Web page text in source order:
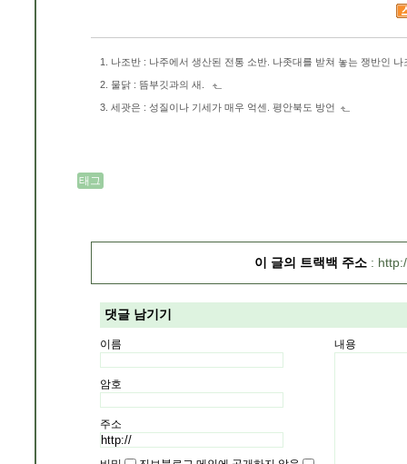
나조반 : 나주에서 생산된 전통 소반. 나좃대를 받쳐 놓는 쟁반인
물닭 : 뜸부깃과의 새.
세괏은 : 성질이나 기세가 매우 억센. 평안북도 방언
태그
이 글의 트랙백 주소
댓글 남기기
이름
암호
주소
내용